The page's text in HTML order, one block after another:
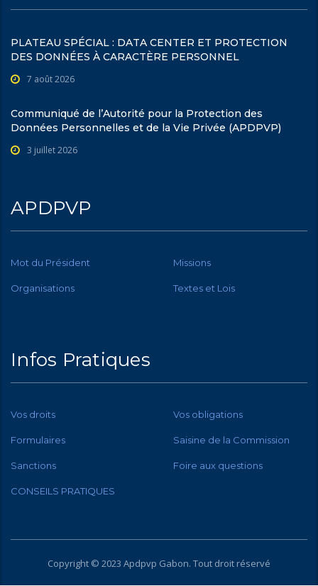
PLATEAU SPÉCIAL : DATA CENTER ET PROTECTION
DES DONNÉES À CARACTÈRE PERSONNEL
7 août 2026
Communiqué de l’Autorité pour la Protection des
Données Personnelles et de la Vie Privée (APDPVP)
3 juillet 2026
APDPVP
Mot du Président Missions
Organisations Textes et Lois
Infos Pratiques
Vos droits Vos obligations
Formulaires Saisine de la Commission
Sanctions Foire aux questions
CONSEILS PRATIQUES
Copyright © 2023 Apdpvp Gabon. Tout droit réservé